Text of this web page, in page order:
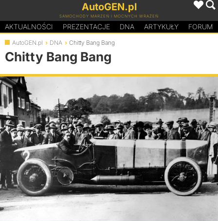
AutoGEN.pl
SAMOCHODY MARZEŃ I MOCNYCH WRAŻEŃ
AKTUALNOŚCI PREZENTACJE DNA ARTYKUŁY FORUM
AutoGEN.pl DNA Chitty Bang Bang
Chitty Bang Bang